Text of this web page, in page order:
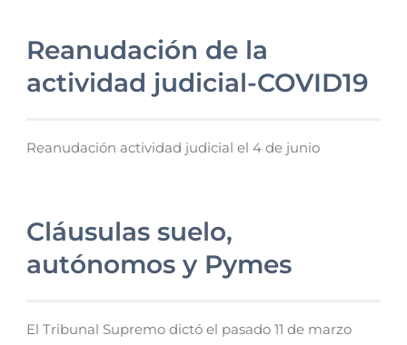
Reanudación de la
actividad judicial-COVID19
Reanudación actividad judicial el 4 de junio
Cláusulas suelo,
autónomos y Pymes
El Tribunal Supremo dictó el pasado 11 de marzo